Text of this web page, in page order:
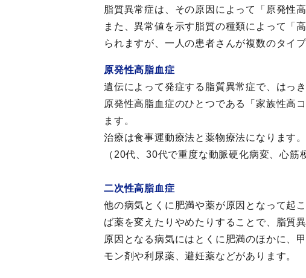
脂質異常症は、その原因によって「原発性
また、異常値を示す脂質の種類によって「
られますが、一人の患者さんが複数のタイ
原発性高脂血症
遺伝によって発症する脂質異常症で、はっ
原発性高脂血症のひとつである「家族性高
ます。
治療は食事運動療法と薬物療法になります
（20代、30代で重度な動脈硬化病変、心
二次性高脂血症
他の病気とくに肥満や薬が原因となって起
ば薬を変えたりやめたりすることで、脂質
原因となる病気にはとくに肥満のほかに、
モン剤や利尿薬、避妊薬などがあります。